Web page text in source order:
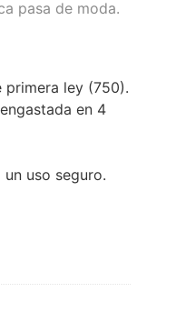
pasa de moda.
primera ley (750).
en 4
un uso seguro.